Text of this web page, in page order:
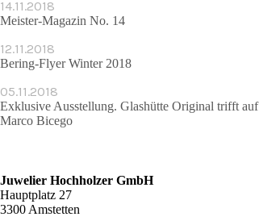
14.11.2018
Meister-Magazin No. 14
12.11.2018
Bering-Flyer Winter 2018
05.11.2018
Exklusive Ausstellung. Glashütte Original trifft auf
Marco Bicego
Juwelier Hochholzer GmbH
Hauptplatz 27
3300 Amstetten